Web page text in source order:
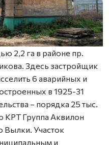
2,2 га в районе пр.
Здесь застройщик
6 аварийных и
в 1925-31
– порядка 25 тыс.
КРТ Группа Аквилон
Вылки. Участок
и